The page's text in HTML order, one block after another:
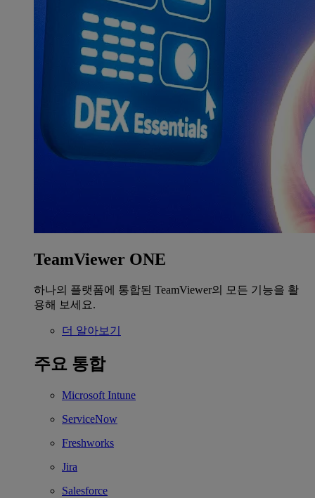
TeamViewer ONE
하나의 플랫폼에 통합된 TeamViewer의 모든 기능을 활
용해 보세요.
더 알아보기
주요 통합
Microsoft Intune
ServiceNow
Freshworks
Jira
Salesforce